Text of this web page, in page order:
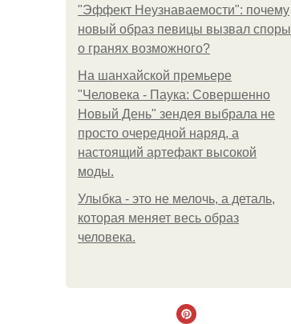
"Эффект Неузнаваемости": почему
новый образ певицы вызвал споры
о гранях возможного?
На шанхайской премьере
"Человека - Паука: Совершенно
Новый День" зендея выбрала не
просто очередной наряд, а
настоящий артефакт высокой
моды.
Улыбка - это не мелочь, а деталь,
которая меняет весь образ
человека.